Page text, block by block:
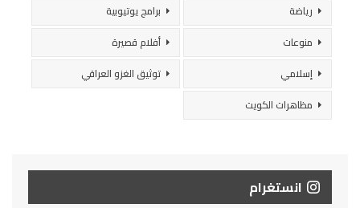
رياضة
برامج يوتيوبية
منوعات
أفلام قصيرة
إسلامي
توثيق الغزو العراقي
مظاهرات الكويت
انستغرام